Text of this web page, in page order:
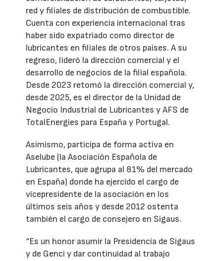
red y filiales de distribución de combustible.
Cuenta con experiencia internacional tras
haber sido expatriado como director de
lubricantes en filiales de otros países. A su
regreso, lideró la dirección comercial y el
desarrollo de negocios de la filial española.
Desde 2023 retomó la dirección comercial y,
desde 2025, es el director de la Unidad de
Negocio Industrial de Lubricantes y AFS de
TotalEnergies para España y Portugal.
Asimismo, participa de forma activa en
Aselube (la Asociación Española de
Lubricantes, que agrupa al 81% del mercado
en España) donde ha ejercido el cargo de
vicepresidente de la asociación en los
últimos seis años y desde 2012 ostenta
también el cargo de consejero en Sigaus.
“Es un honor asumir la Presidencia de Sigaus
y de Genci y dar continuidad al trabajo